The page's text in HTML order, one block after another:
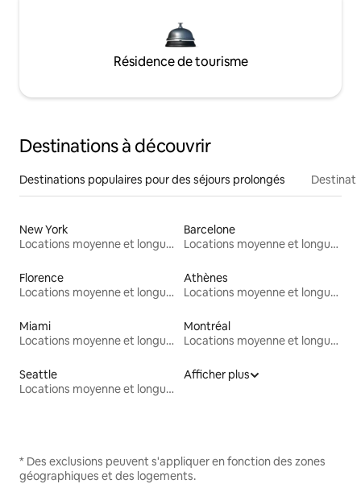
Résidence de tourisme
Destinations à découvrir
Destinations populaires pour des séjours prolongés
New York
Locations moyenne et longue durée
Barcelone
Locations moyenne et longue durée
Florence
Locations moyenne et longue durée
Athènes
Locations moyenne et longue durée
Miami
Locations moyenne et longue durée
Montréal
Locations moyenne et longue durée
Seattle
Locations moyenne et longue durée
Afficher plus
* Des exclusions peuvent s'appliquer en fonction des zones
géographiques et des logements.